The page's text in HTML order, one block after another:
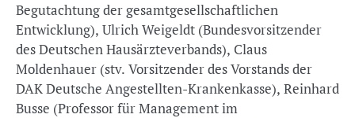
Begutachtung der gesamtgesellschaftlichen
Entwicklung), Ulrich Weigeldt (Bundesvorsitzender
des Deutschen Hausärzteverbands), Claus
Moldenhauer (stv. Vorsitzender des Vorstands der
DAK Deutsche Angestellten-Krankenkasse), Reinhard
Busse (Professor für Management im